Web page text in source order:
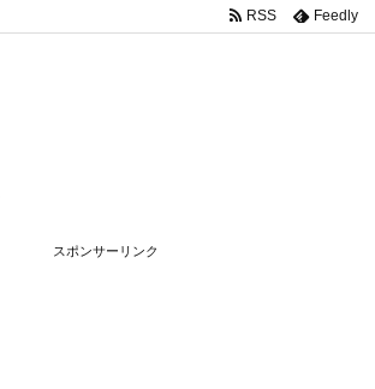
RSS Feedly
スポンサーリンク